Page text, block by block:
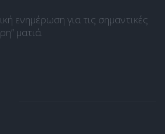
ενημέρωση για τις σημαντικές
ματιά.